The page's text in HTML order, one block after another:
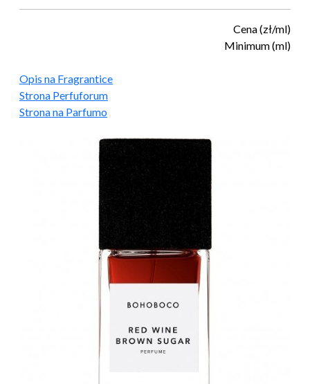
Cena (zł/ml)
Minimum (ml)
Opis na Fragrantice
Strona Perfuforum
Strona na Parfumo